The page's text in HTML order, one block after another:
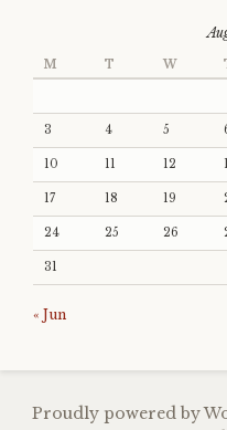
M T W
3 4 5
10 11 12
17 18 19
24 25 26
31
« Jun
Proudly powered by